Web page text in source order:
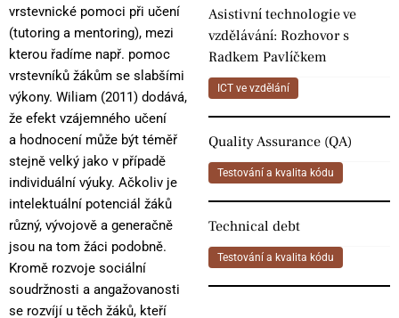
vrstevnické pomoci při učení
(tutoring a mentoring), mezi
kterou řadíme např. pomoc
vrstevníků žákům se slabšími
výkony. Wiliam (2011) dodává,
že efekt vzájemného učení
a hodnocení může být téměř
stejně velký jako v případě
individuální výuky. Ačkoliv je
intelektuální potenciál žáků
různý, vývojově a generačně
jsou na tom žáci podobně.
Kromě rozvoje sociální
soudržnosti a angažovanosti
se rozvíjí u těch žáků, kteří
Asistivní technologie ve
vzdělávání: Rozhovor s
Radkem Pavlíčkem
ICT ve vzdělání
Quality Assurance (QA)
Testování a kvalita kódu
Technical debt
Testování a kvalita kódu